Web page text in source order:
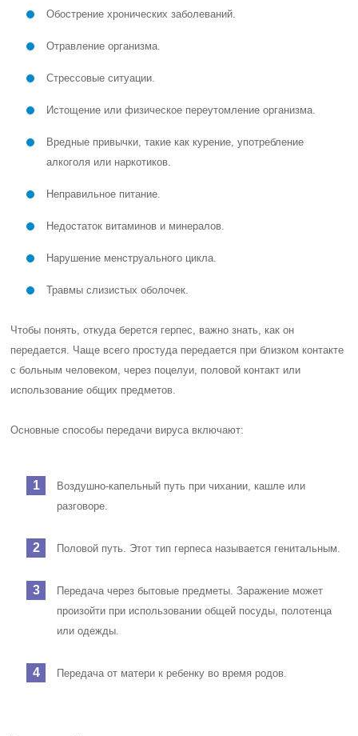
Обострение хронических заболеваний.
Отравление организма.
Стрессовые ситуации.
Истощение или физическое переутомление организма.
Вредные привычки, такие как курение, употребление
алкоголя или наркотиков.
Неправильное питание.
Недостаток витаминов и минералов.
Нарушение менструального цикла.
Травмы слизистых оболочек.
Чтобы понять, откуда берется герпес, важно знать, как он
передается. Чаще всего простуда передается при близком контакте
с больным человеком, через поцелуи, половой контакт или
использование общих предметов.
Основные способы передачи вируса включают:
Воздушно-капельный путь при чихании, кашле или
разговоре.
Половой путь. Этот тип герпеса называется генитальным.
Передача через бытовые предметы. Заражение может
произойти при использовании общей посуды, полотенца
или одежды.
Передача от матери к ребенку во время родов.